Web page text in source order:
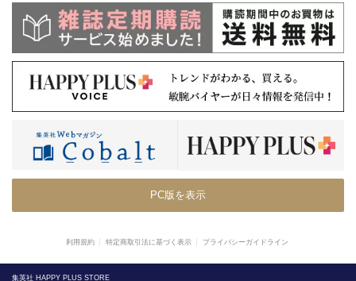
PC版を表示
利用規約 特定商取引法に基づく表示 プライバシーガイドライン
集英社 HAPPY PLUS STORE